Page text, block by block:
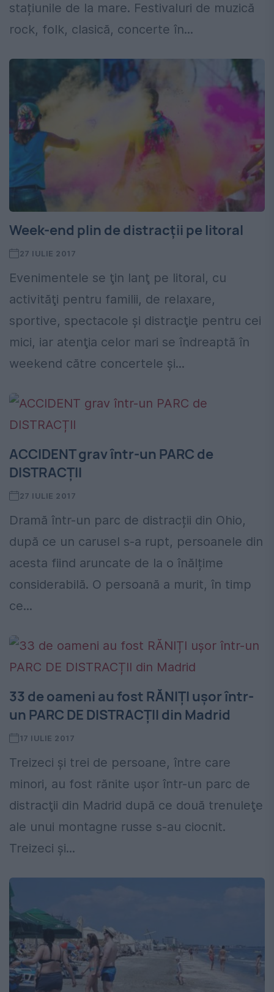
stațiunile de la mare. Festivaluri de muzică
rock, folk, clasică, concerte în...
Week-end plin de distracții pe litoral
27 IULIE 2017
Evenimentele se ţin lanţ pe litoral, cu
activităţi pentru familii, de relaxare,
sportive, spectacole şi distracţie pentru cei
mici, iar atenţia celor mari se îndreaptă în
weekend către concertele şi...
ACCIDENT grav într-un PARC de
DISTRACȚII
27 IULIE 2017
Dramă într-un parc de distracții din Ohio,
după ce un carusel s-a rupt, persoanele din
acesta fiind aruncate de la o înălțime
considerabilă. O persoană a murit, în timp
ce...
33 de oameni au fost RĂNIȚI ușor într-
un PARC DE DISTRACȚII din Madrid
17 IULIE 2017
Treizeci şi trei de persoane, între care
minori, au fost rănite uşor într-un parc de
distracţii din Madrid după ce două trenuleţe
ale unui montagne russe s-au ciocnit.
Treizeci şi...